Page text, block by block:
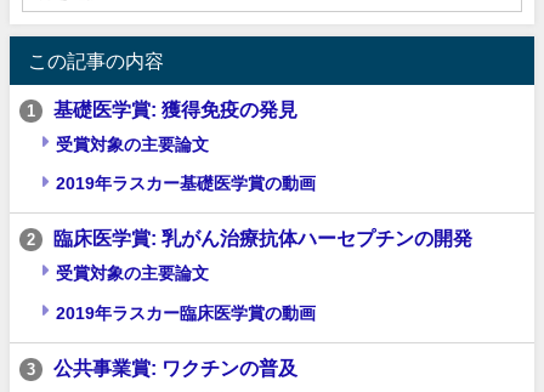
この記事の内容
1 基礎医学賞: 獲得免疫の発見
受賞対象の主要論文
2019年ラスカー基礎医学賞の動画
2 臨床医学賞: 乳がん治療抗体ハーセプチンの開発
受賞対象の主要論文
2019年ラスカー臨床医学賞の動画
3 公共事業賞: ワクチンの普及